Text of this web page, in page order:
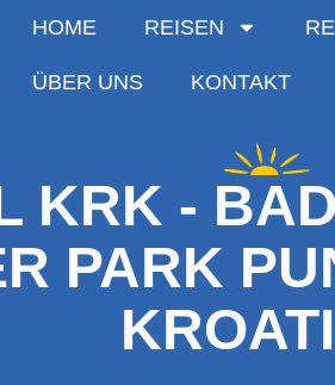
HOME REISEN
ÜBER UNS KONTAKT
KRK -
PARK